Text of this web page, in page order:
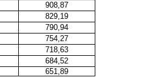
908,87
829,19
790,94
754,27
718,63
684,52
651,89